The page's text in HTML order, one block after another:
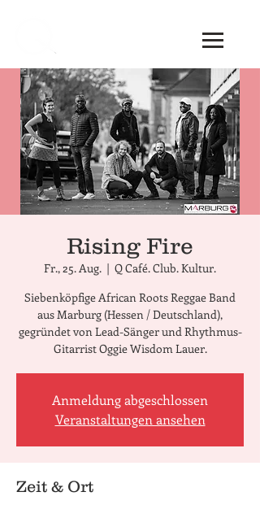
Rising Fire
Fr., 25. Aug.
  |
Q Café. Club. Kultur.
Siebenköpfige African Roots Reggae Band
aus Marburg (Hessen / Deutschland),
gegründet von Lead-Sänger und Rhythmus-
Gitarrist Oggie Wisdom Lauer.
Anmeldung abgeschlossen
Veranstaltungen ansehen
Zeit & Ort